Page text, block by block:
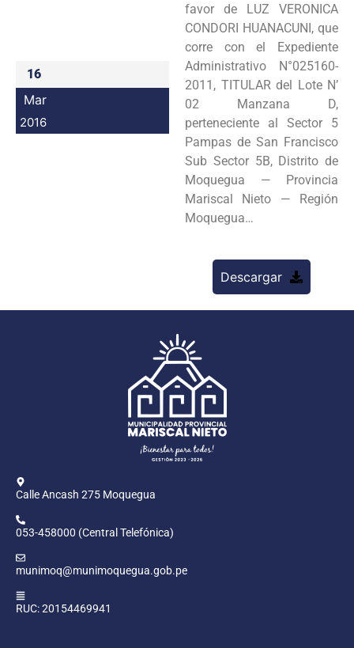
Intranet
16
Mar
2016
favor de LUZ VERONICA
CONDORI HUANACUNI, que
corre con el Expediente
Administrativo N°025160-
2011, TITULAR del Lote N’
02 Manzana D,
perteneciente al Sector 5
Pampas de San Francisco
Sub Sector 5B, Distrito de
Moquegua — Provincia
Mariscal Nieto — Región
Moquegua…
Descargar
Calle Ancash 275 Moquegua
053-458000 (Central Telefónica)
munimoq@munimoquegua.gob.pe
RUC: 20154469941